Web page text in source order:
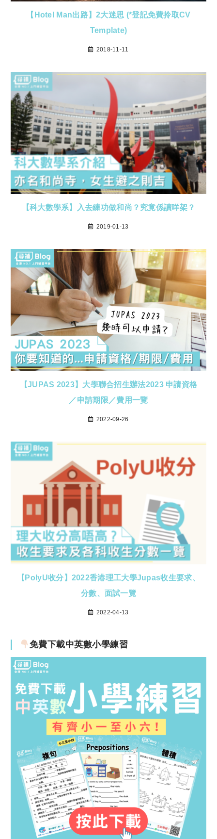
【Hotel Man出路】2大迷思 (*登記免費拎取CV
Template)
2018-11-11
【科大數學系】入去練功做和尚？究竟係讀咩架？
2019-01-13
【JUPAS 2023】大學聯合招生辦法2023 申請資格
／申請期限／費用一覽
2022-09-26
【PolyU收分】2022香港理工大學Jupas收生要求、
分數、面試一覽
2022-04-13
免費下載中英數小學練習